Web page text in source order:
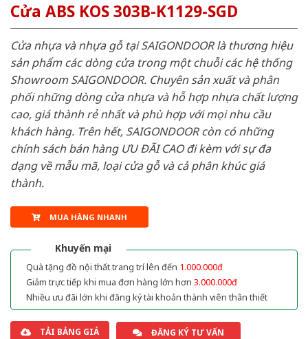
Cửa ABS KOS 303B-K1129-SGD
Cửa nhựa và nhựa gỗ tại SAIGONDOOR là thương hiệu
sản phẩm các dòng cửa trong một chuỗi các hệ thống
Showroom SAIGONDOOR. Chuyên sản xuất và phân
phối những dòng cửa nhựa và hỗ hợp nhựa chất lượng
cao, giá thành rẻ nhất và phù hợp với mọi nhu cầu
khách hàng. Trên hết, SAIGONDOOR còn có những
chính sách bán hàng ƯU ĐÃI CAO đi kèm với sự đa
dạng về mẫu mã, loại cửa gỗ và cả phân khúc giá
thành.
MUA HÀNG NHANH
Khuyến mại
Quà tặng đồ nội thất trang trí lên đến 1.000.000đ
Giảm trực tiếp khi mua đơn hàng lớn hơn 3.000.000đ
Nhiều ưu đãi lớn khi đăng ký tài khoản thành viên thân thiết
TẢI BẢNG GIÁ ĐĂNG KÝ TƯ VẤN